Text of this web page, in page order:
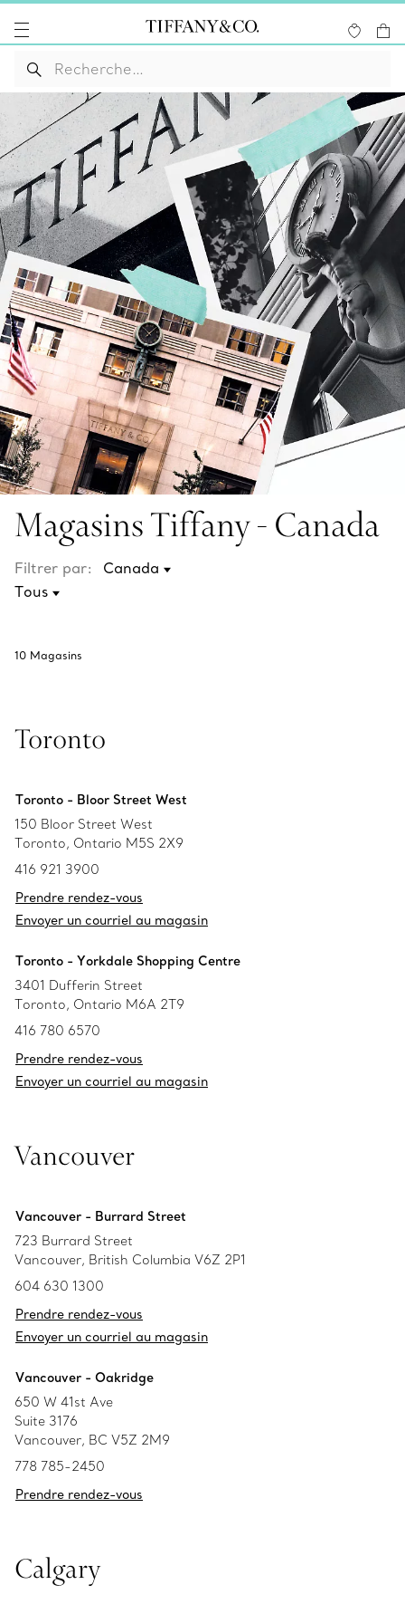
Magasins Tiffany - Canada
Filtrer par:
10 Magasins
Toronto
Toronto - Bloor Street West
150 Bloor Street West
Toronto, Ontario M5S 2X9
416 921 3900
Prendre rendez-vous
Envoyer un courriel au magasin
Toronto - Yorkdale Shopping Centre
3401 Dufferin Street
Toronto, Ontario M6A 2T9
416 780 6570
Prendre rendez-vous
Envoyer un courriel au magasin
Vancouver
Vancouver - Burrard Street
723 Burrard Street
Vancouver, British Columbia V6Z 2P1
604 630 1300
Prendre rendez-vous
Envoyer un courriel au magasin
Vancouver - Oakridge
650 W 41st Ave
Suite 3176
Vancouver, BC V5Z 2M9
778 785-2450
Prendre rendez-vous
Calgary